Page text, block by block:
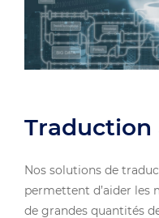
Nos solutions de
permettent d’aider les
de grandes quantités